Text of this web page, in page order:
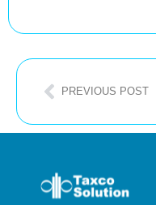
PREVIOUS POST